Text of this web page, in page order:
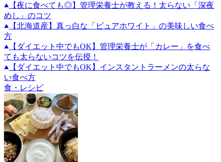
【夜に食べても◎】管理栄養士が教える！太らない「深夜
めし」のコツ
【北海道産】真っ白な「ピュアホワイト」の美味しい食べ
方
【ダイエット中でもOK】管理栄養士が「カレー」を食べ
ても太らないコツを伝授！
【ダイエット中でもOK】インスタントラーメンの太らな
い食べ方
食・レシピ